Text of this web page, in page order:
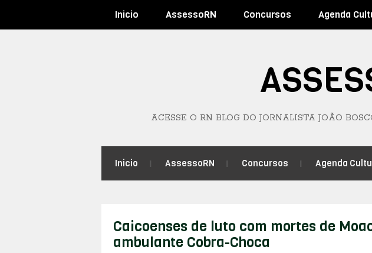
Inicio AssessoRN Concursos Agenda
ACESSE O RN BLOG DO JORNALISTA JOÃO
Inicio AssessoRN Concursos Agenda
Caicoenses de luto com mortes de
ambulante Cobra-Choca